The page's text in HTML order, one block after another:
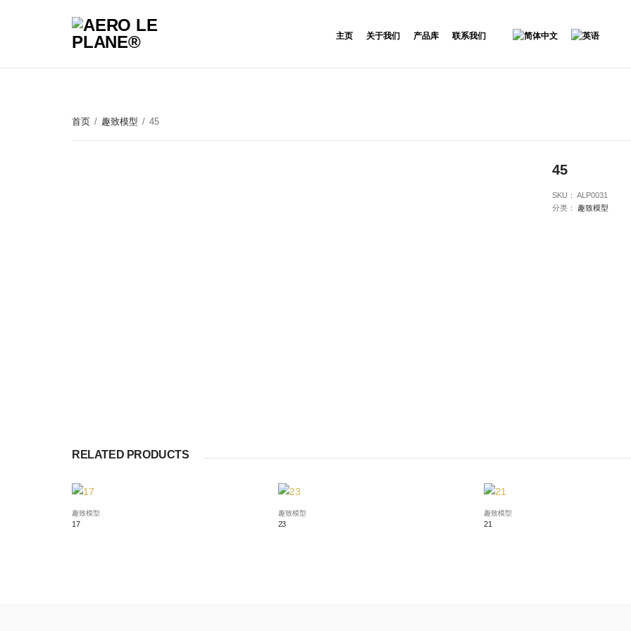
主页 关于我们 产品库 联系我们
首页 / 趣致模型 / 45
45
SKU：ALP0031
分类：趣致模型
RELATED PRODUCTS
趣致模型
17
趣致模型
23
趣致模型
21